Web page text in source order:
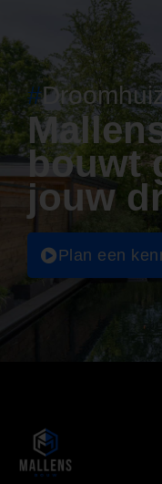
#
bouwt
jouw
Plan een